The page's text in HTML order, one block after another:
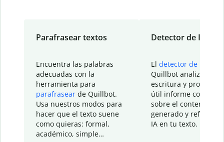
Parafrasear textos
Encuentra las palabras
adecuadas con la
herramienta para
parafrasear de Quillbot.
Usa nuestros modos para
hacer que el texto suene
como quieras: formal,
académico, simple…
Detector de IA
El detector de IA
Quillbot analiza tu
escritura y
útil informe con
sobre el contenido
generado y refinado
IA en tu texto.